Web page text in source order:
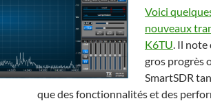
Voici
nouveaux
K6TU. Il note
gros progrès
SmartSDR
que des fonctionnalités et des